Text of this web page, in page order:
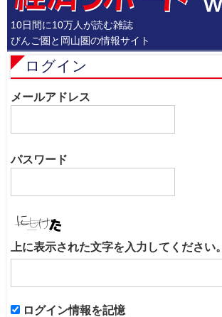
10日間に10万人が読む雑誌
びんご圏と岡山圏の情報サイト
ログイン
メールアドレス
パスワード
上に表示された文字を入力してください。
ログイン情報を記憶